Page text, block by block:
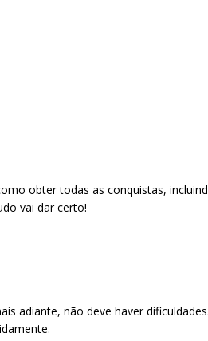
obter todas as conquistas,
vai dar certo!
adiante, não deve haver